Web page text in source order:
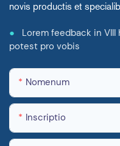
novis productis et
● Lorem feedback in
potest pro vobis
Nomenum
Inscriptio